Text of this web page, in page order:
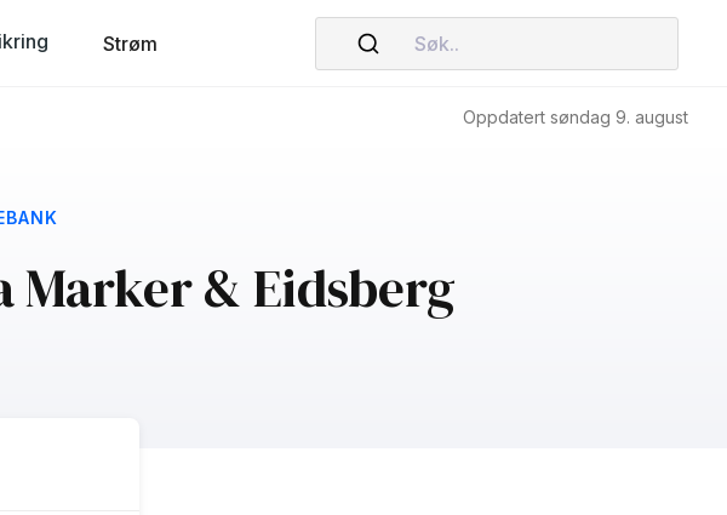
Strøm Søk..
Oppdatert søndag 9. august
& Eidsberg